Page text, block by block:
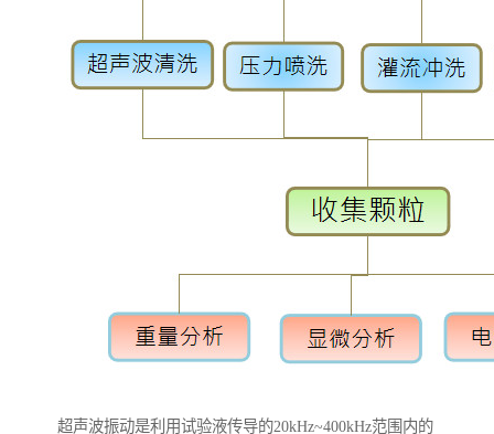
超声波振动是利用试验液传导的20kHz~400kHz范围内的